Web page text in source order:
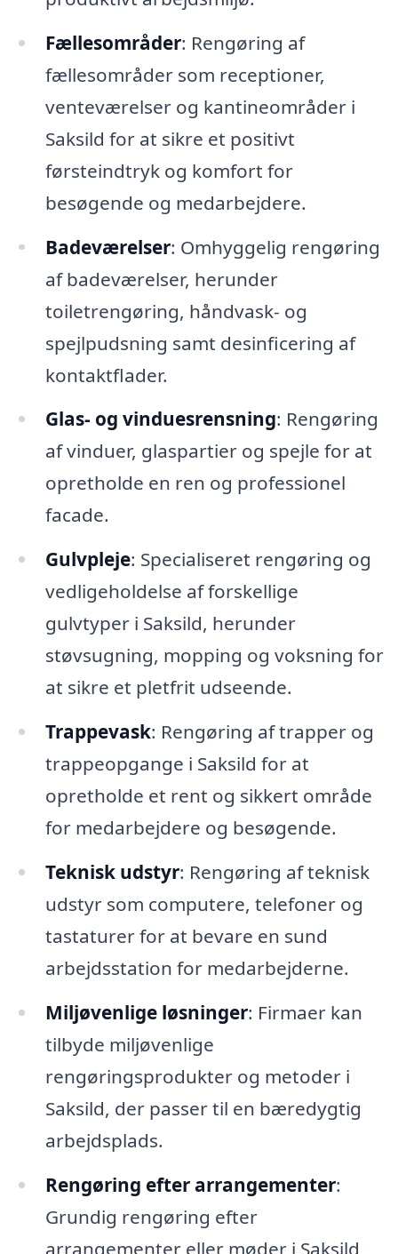
Fællesområder: Rengøring af
fællesområder som receptioner,
venteværelser og kantineområder i
Saksild for at sikre et positivt
førsteindtryk og komfort for
besøgende og medarbejdere.
Badeværelser: Omhyggelig rengøring
af badeværelser, herunder
toiletrengøring, håndvask- og
spejlpudsning samt desinficering af
kontaktflader.
Glas- og vinduesrensning: Rengøring
af vinduer, glaspartier og spejle for at
opretholde en ren og professionel
facade.
Gulvpleje: Specialiseret rengøring og
vedligeholdelse af forskellige
gulvtyper i Saksild, herunder
støvsugning, mopping og voksning for
at sikre et pletfrit udseende.
Trappevask: Rengøring af trapper og
trappeopgange i Saksild for at
opretholde et rent og sikkert område
for medarbejdere og besøgende.
Teknisk udstyr: Rengøring af teknisk
udstyr som computere, telefoner og
tastaturer for at bevare en sund
arbejdsstation for medarbejderne.
Miljøvenlige løsninger: Firmaer kan
tilbyde miljøvenlige
rengøringsprodukter og metoder i
Saksild, der passer til en bæredygtig
arbejdsplads.
Rengøring efter arrangementer:
Grundig rengøring efter
arrangementer eller møder i Saksild